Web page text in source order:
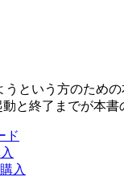
うという方のため
と終了までが本書
ド
入